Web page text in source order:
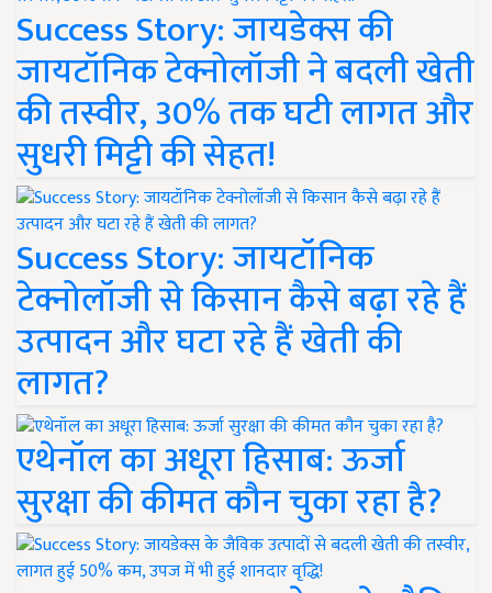
Success Story: जायडेक्स की
जायटॉनिक टेक्नोलॉजी ने बदली खेती
की तस्वीर, 30% तक घटी लागत और
सुधरी मिट्टी की सेहत!
Success Story: जायटॉनिक
टेक्नोलॉजी से किसान कैसे बढ़ा रहे हैं
उत्पादन और घटा रहे हैं खेती की
लागत?
एथेनॉल का अधूरा हिसाब: ऊर्जा
सुरक्षा की कीमत कौन चुका रहा है?